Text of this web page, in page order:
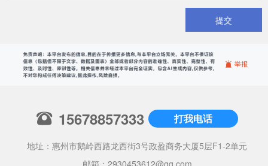
提交
15678857333 打我电话
地址：惠州市鹅岭西路龙西街3号政盈商务大厦5层F1-2单元
邮箱： 2930453612@qq.com